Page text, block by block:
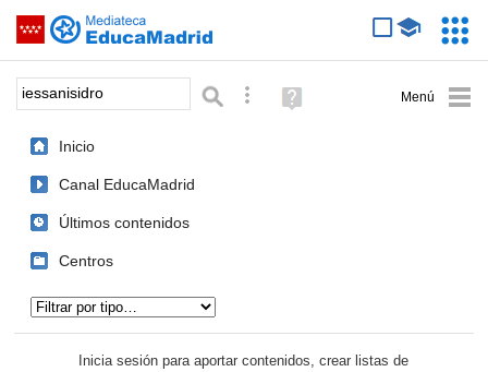
Saltar navegación
Palabra o frase: Búsqueda avanzada
Ayuda
(en
Inicio
Canal EducaMadrid
Últimos contenidos
Centros
Inicia sesión para aportar contenidos, crear listas de